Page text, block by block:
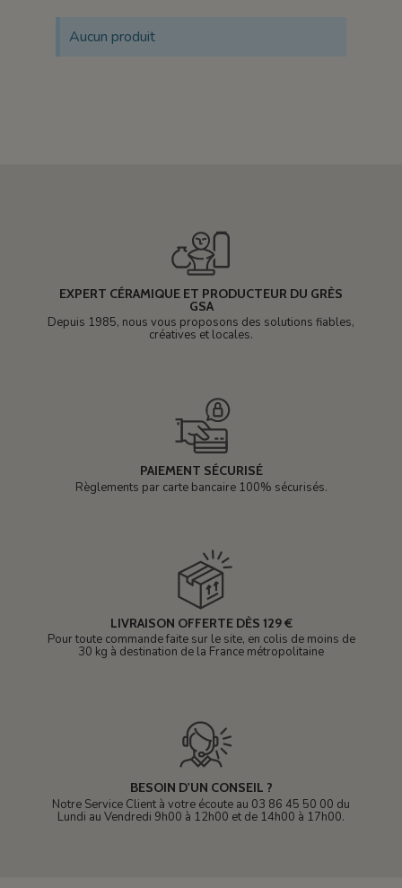
Aucun produit
EXPERT CÉRAMIQUE ET PRODUCTEUR DU GRÈS
GSA
Depuis 1985, nous vous proposons des solutions fiables,
créatives et locales.
PAIEMENT SÉCURISÉ
Règlements par carte bancaire 100% sécurisés.
LIVRAISON OFFERTE DÈS 129 €
Pour toute commande faite sur le site, en colis de moins de
30 kg à destination de la France métropolitaine
BESOIN D'UN CONSEIL ?
Notre Service Client à votre écoute au 03 86 45 50 00 du
Lundi au Vendredi 9h00 à 12h00 et de 14h00 à 17h00.